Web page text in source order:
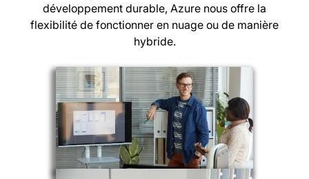
développement durable, Azure nous offre la
flexibilité de fonctionner en nuage ou de manière
hybride.